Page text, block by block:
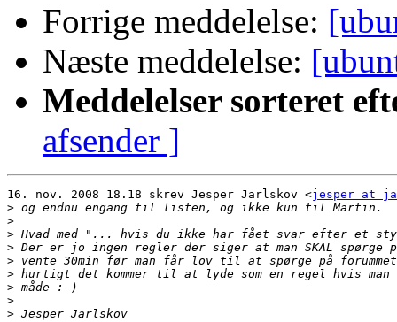
Forrige meddelelse:
Næste meddelelse:
Meddelelser sorteret
afsender ]
16. nov. 2008 18.18 skrev Jesper Jarlskov <jesper at
>
>
>
>
>
>
>
>
>